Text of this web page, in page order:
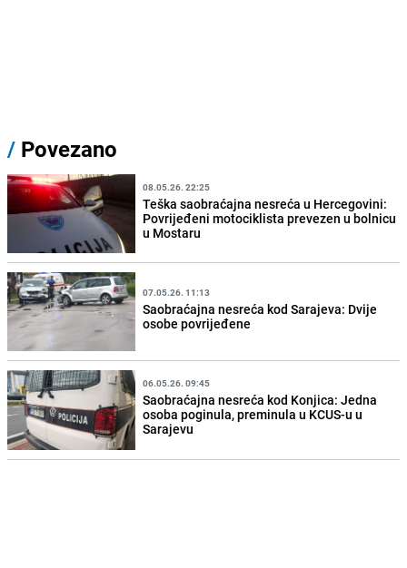
/ Povezano
08.05.26. 22:25
Teška saobraćajna nesreća u Hercegovini:
Povrijeđeni motociklista prevezen u bolnicu
u Mostaru
07.05.26. 11:13
Saobraćajna nesreća kod Sarajeva: Dvije
osobe povrijeđene
06.05.26. 09:45
Saobraćajna nesreća kod Konjica: Jedna
osoba poginula, preminula u KCUS-u u
Sarajevu